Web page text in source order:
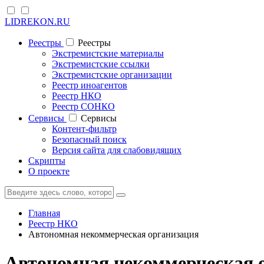
LIDREKON.RU
Реестры
Реестры
Экстремистские материалы
Экстремистские ссылки
Экстремистские организации
Реестр иноагентов
Реестр НКО
Реестр СОНКО
Cервисы
Cервисы
Контент-фильтр
Безопасный поиск
Версия сайта для слабовидящих
Скрипты
О проекте
Главная
Реестр НКО
Автономная некоммерческая организация